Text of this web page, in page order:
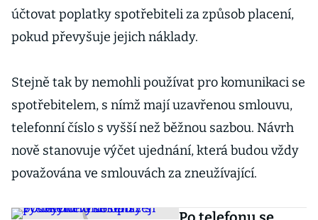
účtovat poplatky spotřebiteli za způsob placení,
pokud převyšuje jejich náklady.
Stejně tak by nemohli používat pro komunikaci se
spotřebitelem, s nímž mají uzavřenou smlouvu,
telefonní číslo s vyšší než běžnou sazbou. Návrh
nově stanovuje výčet ujednání, která budou vždy
považována ve smlouvách za zneužívající.